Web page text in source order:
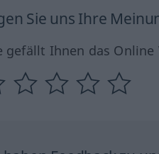
Sie uns Ihre
gefällt Ihnen das Online